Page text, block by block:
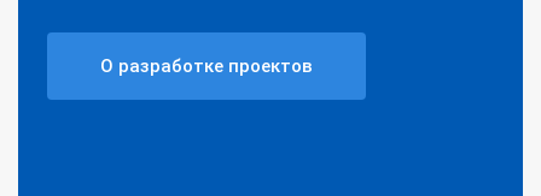
О разработке проектов